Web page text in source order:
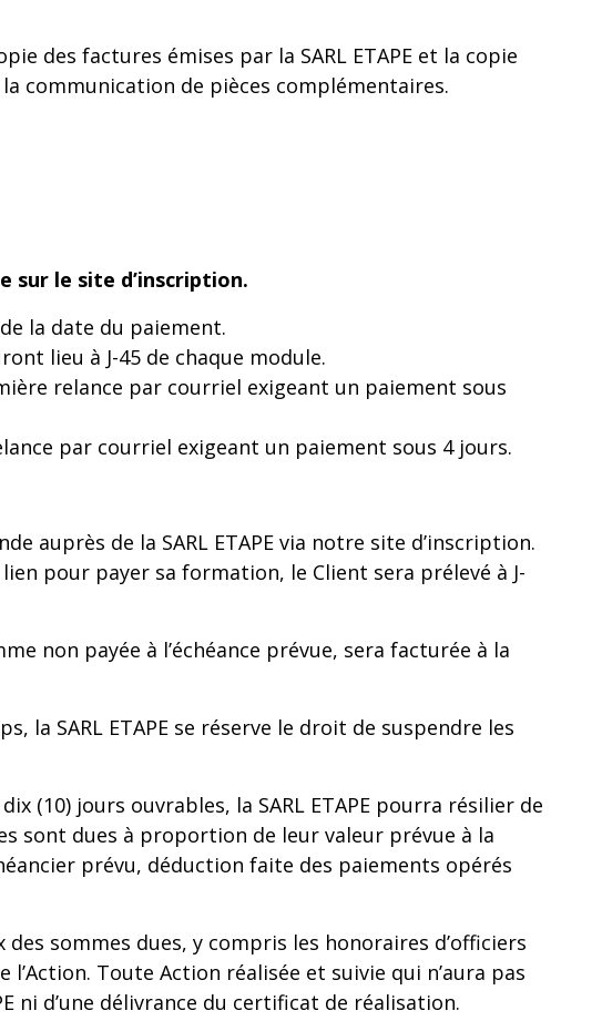
des factures émises par la SARL ETAPE et la copie
communication de pièces complémentaires.
sur le site d’inscription.
la date du paiement.
lieu à J-45 de chaque module.
relance par courriel exigeant un paiement sous
par courriel exigeant un paiement sous 4 jours.
auprès de la SARL ETAPE via notre site d’inscription.
pour payer sa formation, le Client sera prélevé à J-
non payée à l’échéance prévue, sera facturée à la
la SARL ETAPE se réserve le droit de suspendre les
(10) jours ouvrables, la SARL ETAPE pourra résilier de
sont dues à proportion de leur valeur prévue à la
prévu, déduction faite des paiements opérés
sommes dues, y compris les honoraires d’officiers
Toute Action réalisée et suivie qui n’aura pas
ni d’une délivrance du certificat de réalisation.